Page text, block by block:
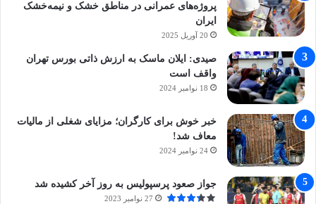
پروژه‌های عمرانی در مناطق خشک و نیمه‌خشک
ایران
20 آوریل 2025
صیدی: ایلان ماسک به ارزش ذاتی بورس تهران
واقف است
18 نوامبر 2024
خبر خوش برای کارگران؛ مزایای شغلی از مالیات
معاف شد!
24 نوامبر 2024
جواز صعود پرسپولیس به روز آخر کشیده شد
27 نوامبر 2023